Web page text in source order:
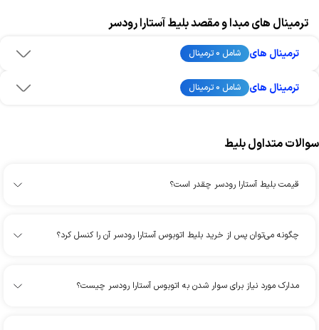
ترمینال های مبدا و مقصد بلیط آستارا رودسر
ترمینال های شامل 0 ترمینال
ترمینال های شامل 0 ترمینال
سوالات متداول بلیط
قیمت بلیط آستارا رودسر چقدر است؟
چگونه می‌توان پس از خرید بلیط اتوبوس آستارا رودسر آن را کنسل کرد؟
مدارک مورد نیاز برای سوار شدن به اتوبوس آستارا رودسر چیست؟